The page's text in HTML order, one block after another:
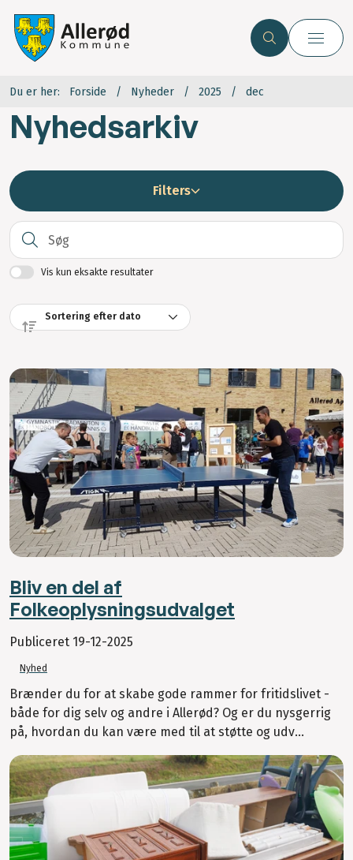
Du er her: Forside Nyheder 2025 dec
Nyhedsarkiv
Filters
Vis kun eksakte resultater
Bliv en del af
Folkeoplysningsudvalget
Publiceret 19-12-2025
Nyhed
Brænder du for at skabe gode rammer for fritidslivet -
både for dig selv og andre i Allerød? Og er du nysgerrig
på, hvordan du kan være med til at støtte og udv...